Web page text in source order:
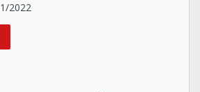
2022